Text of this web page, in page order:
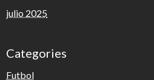
julio 2025
Categories
Futbol